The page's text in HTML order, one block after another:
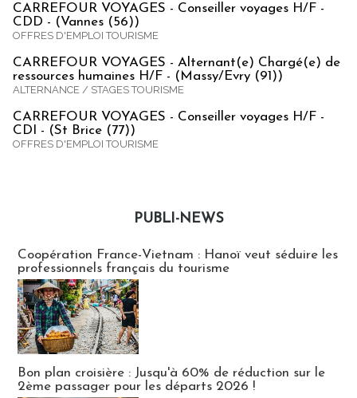
CARREFOUR VOYAGES - Conseiller voyages H/F -
CDD - (Vannes (56))
OFFRES D'EMPLOI TOURISME
CARREFOUR VOYAGES - Alternant(e) Chargé(e) de
ressources humaines H/F - (Massy/Evry (91))
ALTERNANCE / STAGES TOURISME
CARREFOUR VOYAGES - Conseiller voyages H/F -
CDI - (St Brice (77))
OFFRES D'EMPLOI TOURISME
PUBLI-NEWS
Coopération France-Vietnam : Hanoï veut séduire les
professionnels français du tourisme
Bon plan croisière : Jusqu'à 60% de réduction sur le
2ème passager pour les départs 2026 !